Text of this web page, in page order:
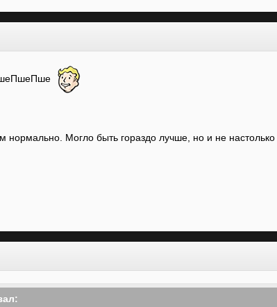
нормально. Могло быть гораздо лучше, но и не